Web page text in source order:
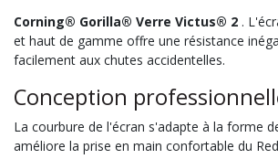
Corning® Gorilla® Verre Victus® 2 .
et haut de gamme offre une résistance
facilement aux chutes accidentelles.
Conception
La courbure de l'écran s'adapte à la forme
améliore la prise en main confortable du